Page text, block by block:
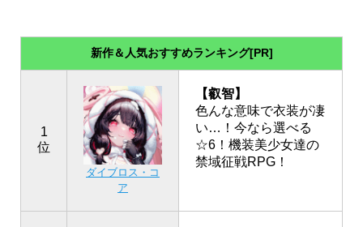
新作＆人気おすすめランキング[PR]
1
位
ダイブロス・コ
ア
【叡智】
色んな意味で衣装が凄
い…！今なら選べる
☆6！機装美少女達の
禁域征戦RPG！